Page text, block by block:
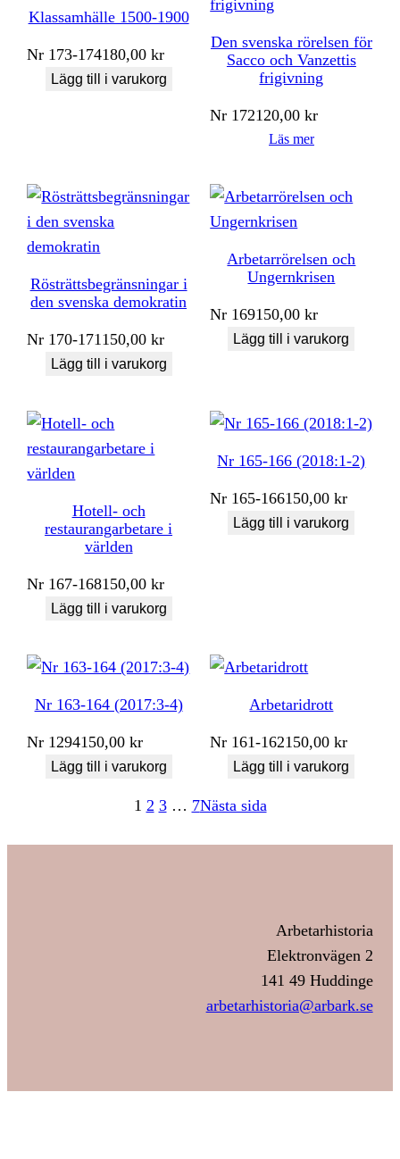
Klassamhälle 1500-1900
Nr 173-174180,00kr
Lägg till i varukorg
Den svenska rörelsen för
Sacco och Vanzettis
frigivning
Nr 172120,00kr
Läs mer
Rösträttsbegränsningar i
den svenska demokratin
Nr 170-171150,00kr
Lägg till i varukorg
Arbetarrörelsen och
Ungernkrisen
Nr 169150,00kr
Lägg till i varukorg
Hotell- och
restaurangarbetare i
världen
Nr 167-168150,00kr
Lägg till i varukorg
Nr 165-166 (2018:1-2)
Nr 165-166150,00kr
Lägg till i varukorg
Nr 163-164 (2017:3-4)
Nr 1294150,00kr
Lägg till i varukorg
Arbetaridrott
Nr 161-162150,00kr
Lägg till i varukorg
1 2 3 … 7Nästa sida
Arbetarhistoria
Elektronvägen 2
141 49 Huddinge
arbetarhistoria@arbark.se